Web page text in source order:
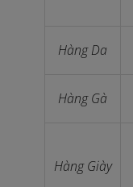
Hàng Da
Hàng Gà
Hàng Giày